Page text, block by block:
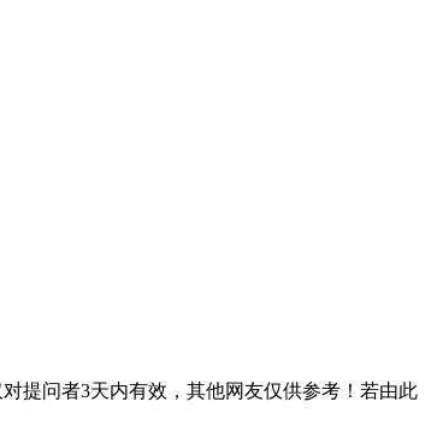
提问者3天内有效，其他网友仅供参考！若由此